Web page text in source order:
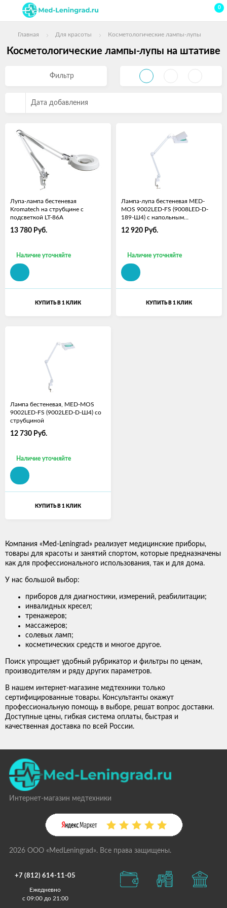
0
Главная Для красоты Косметологические лампы-лупы
Косметологические лампы-лупы на штативе
Фильтр
Дата добавления
Лупа-лампа бестеневая
Kromatech на струбцине с
подсветкой LT-86A
13 780 Руб.
Наличие уточняйте
КУПИТЬ В 1 КЛИК
Лампа-лупа бестеневая MED-
MOS 9002LED-FS (9008LED-D-
189-Ш4) с напольным
кронштейном
12 920 Руб.
Наличие уточняйте
КУПИТЬ В 1 КЛИК
Лампа бестеневая, MED-MOS
9002LED-FS (9002LED-D-Ш4) со
струбциной
12 730 Руб.
Наличие уточняйте
КУПИТЬ В 1 КЛИК
Компания «Med-Leningrad» реализует медицинские приборы,
товары для красоты и занятий спортом, которые предназначены
как для профессионального использования, так и для дома.
У нас большой выбор:
приборов для диагностики, измерений, реабилитации;
инвалидных кресел;
тренажеров;
массажеров;
солевых ламп;
косметических средств и многое другое.
Поиск упрощает удобный рубрикатор и фильтры по ценам,
производителям и ряду других параметров.
В нашем интернет-магазине медтехники только
сертифицированные товары. Консультанты окажут
профессиональную помощь в выборе, решат вопрос доставки.
Доступные цены, гибкая система оплаты, быстрая и
качественная доставка по всей России.
Интернет-магазин медтехники
2026 ООО «MedLeningrad». Все права защищены.
+7 (812) 614-11-05
Ежедневно
с 09:00 до 21:00